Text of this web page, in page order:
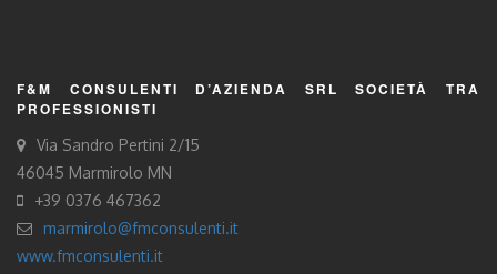
F&M CONSULENTI D’AZIENDA SRL SOCIETÀ TRA
PROFESSIONISTI
Via Sandro Pertini 2/15
46045 Marmirolo MN
+39 0376 467362
marmirolo@fmconsulenti.it
www.fmconsulenti.it